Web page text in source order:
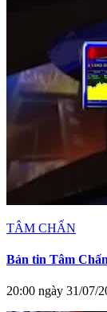
TÂM CHẤN
Bản tin Tâm
20:00 ngày 31/07/